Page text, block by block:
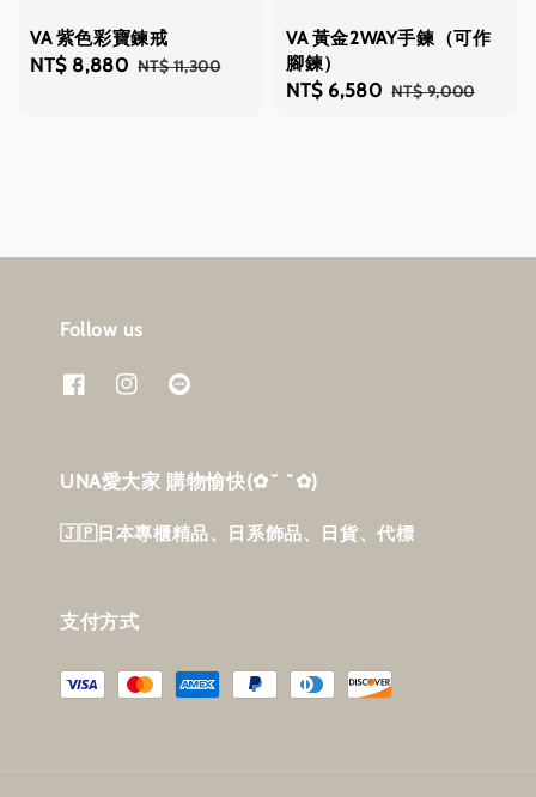
VA 紫色彩寶鍊戒
Sale
NT$ 8,880 Regular
NT$ 11,300
VA 黃金2WAY手鍊（可作
腳鍊）
Sale
NT$ 6,580 Regular
NT$ 9,000
Follow us
UNA愛大家 購物愉快‎(✿˘ ˘✿)
🇯🇵日本專櫃精品、日系飾品、日貨、代標
支付方式